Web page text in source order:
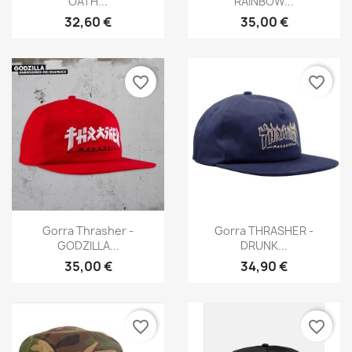
32,60 € 35,00 €
Vista rápida
Gorra Thrasher -
GODZILLA...
35,00 €
favorite_border
Vista rápida
Gorra THRASHER -
DRUNK...
34,90 €
favorite_border
favorite_border favorite_border